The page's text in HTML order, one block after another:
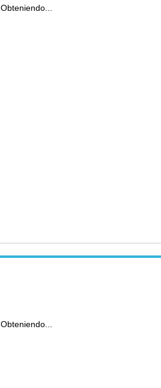
Obteniendo...
Obteniendo...